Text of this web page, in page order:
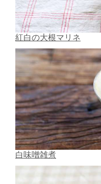
紅白の大根マリネ
白味噌雑煮